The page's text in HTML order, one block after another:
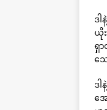
ဒ
ယို
ရှ
သ
ဒ
အ